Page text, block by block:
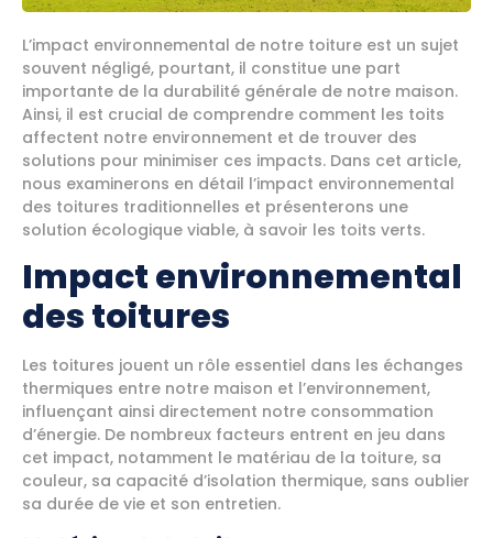
L’impact environnemental de notre toiture est un sujet
souvent négligé, pourtant, il constitue une part
importante de la durabilité générale de notre maison.
Ainsi, il est crucial de comprendre comment les toits
affectent notre environnement et de trouver des
solutions pour minimiser ces impacts. Dans cet article,
nous examinerons en détail l’impact environnemental
des toitures traditionnelles et présenterons une
solution écologique viable, à savoir les toits verts.
Impact environnemental
des toitures
Les toitures jouent un rôle essentiel dans les échanges
thermiques entre notre maison et l’environnement,
influençant ainsi directement notre consommation
d’énergie. De nombreux facteurs entrent en jeu dans
cet impact, notamment le matériau de la toiture, sa
couleur, sa capacité d’isolation thermique, sans oublier
sa durée de vie et son entretien.